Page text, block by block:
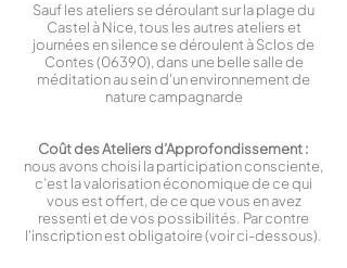
Sauf les ateliers se déroulant sur la plage du
Castel à Nice, tous les autres ateliers et
journées en silence se déroulent à Sclos de
Contes (06390), dans une belle salle de
méditation au sein d'un environnement de
nature campagnarde
Coût des Ateliers d’Approfondissement :
nous avons choisi la participation consciente,
c’est la valorisation économique de ce qui
vous est offert, de ce que vous en avez
ressenti et de vos possibilités. Par contre
l'inscription est obligatoire (voir ci-dessous).